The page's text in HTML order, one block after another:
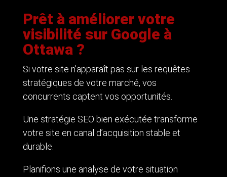
Prêt à améliorer votre
visibilité sur Google à
Ottawa ?
Si votre site n’apparaît pas sur les requêtes
stratégiques de votre marché, vos
concurrents captent vos opportunités.
Une stratégie SEO bien exécutée transforme
votre site en canal d’acquisition stable et
durable.
Planifions une analyse de votre situation